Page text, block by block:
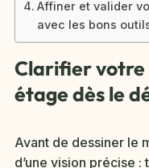
Affiner et valider
avec les bons
Clarifier votre
étage dès le
Avant de dessiner le
d’une vision précise